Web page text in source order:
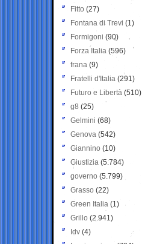
Fitto (27)
Fontana di Trevi (1)
Formigoni (90)
Forza Italia (596)
frana (9)
Fratelli d'Italia (291)
Futuro e Libertà (510)
g8 (25)
Gelmini (68)
Genova (542)
Giannino (10)
Giustizia (5.784)
governo (5.799)
Grasso (22)
Green Italia (1)
Grillo (2.941)
Idv (4)